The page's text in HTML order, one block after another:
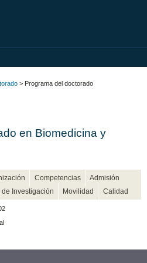
> Programa del doctorado
en Biomedicina y
Competencias
Admisión
de Investigación Movilidad Calidad